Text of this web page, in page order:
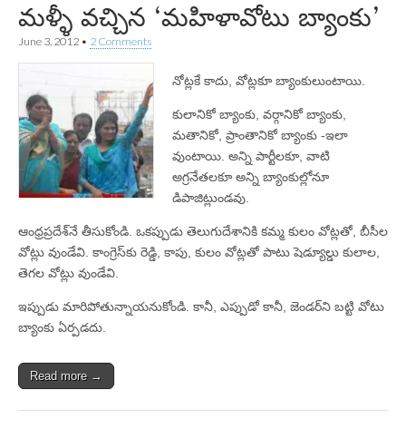
మళ్ళీ వచ్చిన ‘మహిళావోటు బ్యాంకు’
June 3, 2012 • 2 Comments
నోట్లకే కాదు, వోట్లకూ బ్యాంకులుంటాయి.
కులానికో బ్యాంకు, వర్గానికో బ్యాంకు,
మతానికో, ప్రాంతానికో బ్యాంకు -ఇలా
వుంటాయి. అన్ని పార్టీలకూ, వాటి
అగ్రనేతలకూ అన్ని బ్యాంకుల్లోనూ
డిపాజిట్లుండవు.
ఆంధ్రప్రదేశ్‌నే తీసుకోండి. ఒకప్పుడు తెలుగుదేశానికి కమ్మ కులం వోట్లతో, బీసీల
వోట్లు వుండేవి. కాంగ్రెస్‌కు రెడ్డి, కాపు, కులం వోట్లతో పాటు షెడ్యూల్డు కులాల,
తెగల వోట్లు వుండేవి.
ఇప్పుడు మారిపోతున్నాయనుకోండి. కానీ, ఎప్పుడో కానీ, జెండర్‌ని బట్టి వోటు
బ్యాంకు ఏర్పడదు.
Read more →